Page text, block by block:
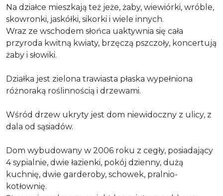
Na działce mieszkają też jeże, żaby, wiewiórki, wróble,
skowronki, jaskółki, sikorki i wiele innych.
Wraz ze wschodem słońca uaktywnia się cała
przyroda kwitną kwiaty, brzęczą pszczoły, koncertują
żaby i słowiki.
Działka jest zielona trawiasta płaska wypełniona
różnoraką roślinnością i drzewami.
Wśród drzew ukryty jest dom niewidoczny z ulicy, z
dala od sąsiadów.
Dom wybudowany w 2006 roku z cegły, posiadający
4 sypialnie, dwie łazienki, pokój dzienny, dużą
kuchnię, dwie garderoby, schowek, pralnio-
kotłownię.